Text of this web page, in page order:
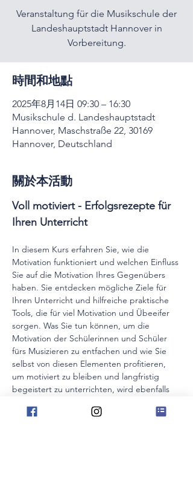
Veranstaltung für die Musikschule der
Landeshauptstadt Hannover in
Vorbereitung.
時間和地點
2025年8月14日 09:30 – 16:30
Musikschule d. Landeshauptstadt
Hannover, Maschstraße 22, 30169
Hannover, Deutschland
關於本活動
Voll motiviert - Erfolgsrezepte für
Ihren Unterricht
In diesem Kurs erfahren Sie, wie die
Motivation funktioniert und welchen Einfluss
Sie auf die Motivation Ihres Gegenübers
haben. Sie entdecken mögliche Ziele für
Ihren Unterricht und hilfreiche praktische
Tools, die für viel Motivation und Übeeifer
sorgen. Was Sie tun können, um die
Motivation der Schülerinnen und Schüler
fürs Musizieren zu entfachen und wie Sie
selbst von diesen Elementen profitieren,
um motiviert zu bleiben und langfristig
begeistert zu unterrichten, wird ebenfalls
Fortbildung mit einem spannenden